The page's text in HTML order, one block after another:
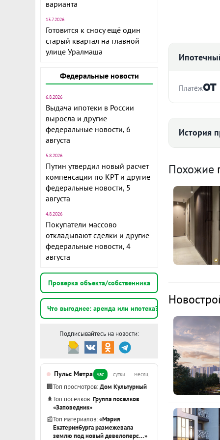
варианта
13.7.2026
Готовится к сносу ещё один
старый квартал на главной
улице Уралмаша
Федеральные новости
6.8.2026
Выдача ипотеки в России
выросла и другие
федеральные новости, 6
августа
5.8.2026
Путин утвердил новый расчет
компенсации по КРТ и другие
федеральные новости, 5
августа
4.8.2026
Покупатели массово
откладывают сделки и другие
федеральные новости, 4
августа
Проверка объекта/собственника
Что выгоднее: аренда или ипотека?
Подписывайтесь на новости:
Пульс Метра час сутки месяц
🏢Топ просмотров:Дом Культурный
🌲Топ посёлков:Группа поселков
«Заповедник»
📰Топ материалов:«Мэрия
Екатеринбурга размежевала
землю под новый девелоперс…»
Дом на
комплекс из
близость к
ближайший
через
В доме
отделкой
полу
Выводы для
стене,
проводить
тепло
панельные
При
В холлах –
житель еще
дома. Есть
лапомойка
В соседнем
родители
Платёж
Расчёт по
История
164
II
Показать
Похожие